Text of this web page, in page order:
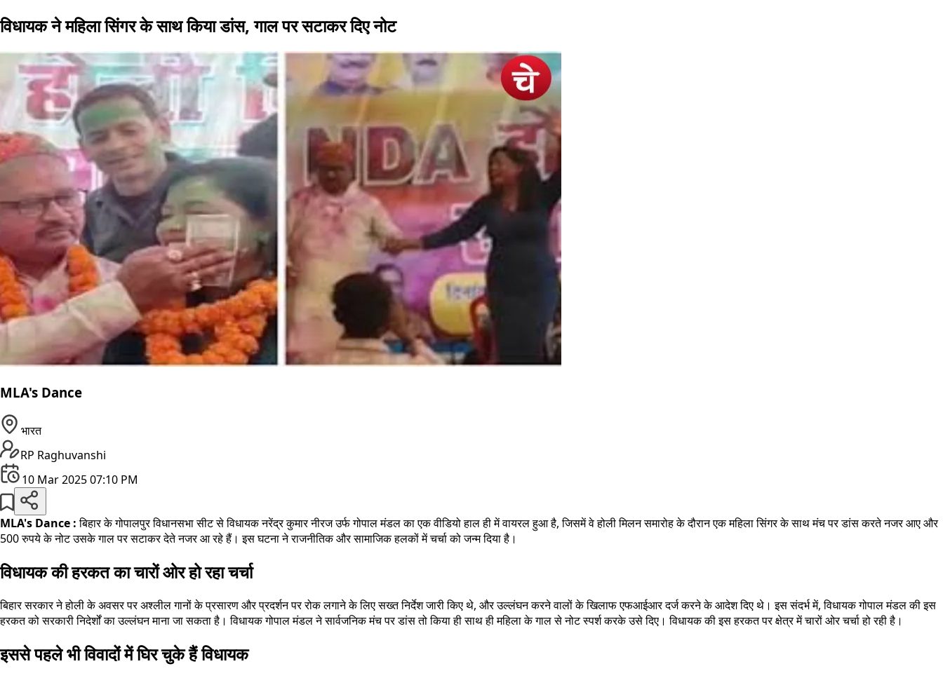
विधायक ने महिला सिंगर के साथ किया डांस, गाल पर सटाकर दिए नोट
MLA's Dance
भारत
RP Raghuvanshi
10 Mar 2025 07:10 PM
MLA's Dance :बिहार के गोपालपुर विधानसभा सीट से विधायक नरेंद्र कुमार नीरज उर्फ गोपाल मंडल का एक वीडियो हाल ही में वायरल हुआ है, जिसमें वे होली मिलन समारोह के दौरान एक महिला सिंगर के साथ मंच पर डांस करते नजर आए और
500 रुपये के नोट उसके गाल पर सटाकर देते नजर आ रहे हैं। इस घटना ने राजनीतिक और सामाजिक हलकों में चर्चा को जन्म दिया है।
विधायक की हरकत का चारों ओर हो रहा चर्चा
बिहार सरकार ने होली के अवसर पर अश्लील गानों के प्रसारण और प्रदर्शन पर रोक लगाने के लिए सख्त निर्देश जारी किए थे, और उल्लंघन करने वालों के खिलाफ एफआईआर दर्ज करने के आदेश दिए थे। इस संदर्भ में, विधायक गोपाल मंडल की इस
हरकत को सरकारी निदेर्शों का उल्लंघन माना जा सकता है। विधायक गोपाल मंडल ने सार्वजनिक मंच पर डांस तो किया ही साथ ही महिला के गाल से नोट स्पर्श करके उसे दिए। विधायक की इस हरकत पर क्षेत्र में चारों ओर चर्चा हो रही है।
इससे पहले भी विवादों में घिर चुके हैं विधायक